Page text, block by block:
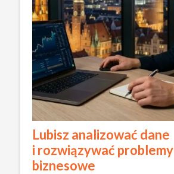
Lubisz analizować dane
i rozwiązywać problemy
biznesowe